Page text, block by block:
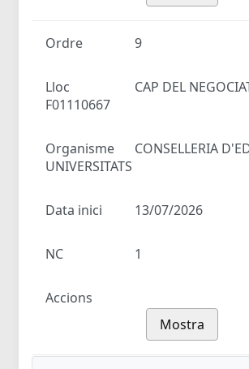
Ordre 9
Lloc
CAP DEL
F01110667
Organisme
CONSELLERIA
UNIVERSITATS
Data inici 13/07/2026
NC 1
Accions
Mostra